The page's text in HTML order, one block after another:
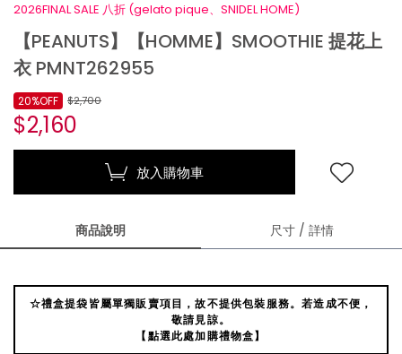
2026FINAL SALE 八折 (gelato pique、SNIDEL HOME)
【PEANUTS】【HOMME】SMOOTHIE 提花上
衣 PMNT262955
$2,700
$2,160
20%OFF
放入購物車
商品說明 尺寸 / 詳情
☆禮盒提袋皆屬單獨販賣項目，故不提供包裝服務。若造成不便，
敬請見諒。
【點選此處加購禮物盒】